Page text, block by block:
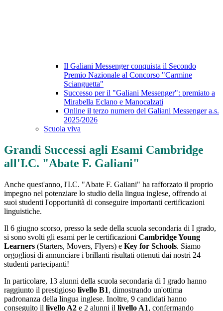
Il Galiani Messenger conquista il Secondo
Premio Nazionale al Concorso "Carmine
Scianguetta"
Successo per il "Galiani Messenger": premiato a
Mirabella Eclano e Manocalzati
Online il terzo numero del Galiani Messenger a.s.
2025/2026
Scuola viva
Grandi Successi agli Esami Cambridge
all'I.C. "Abate F. Galiani"
Anche quest'anno, l'I.C. "Abate F. Galiani" ha rafforzato il proprio
impegno nel potenziare lo studio della lingua inglese, offrendo ai
suoi studenti l'opportunità di conseguire importanti certificazioni
linguistiche.
Il 6 giugno scorso, presso la sede della scuola secondaria di I grado,
si sono svolti gli esami per le certificazioni Cambridge Young
Learners (Starters, Movers, Flyers) e Key for Schools. Siamo
orgogliosi di annunciare i brillanti risultati ottenuti dai nostri 24
studenti partecipanti!
In particolare, 13 alunni della scuola secondaria di I grado hanno
raggiunto il prestigioso livello B1, dimostrando un'ottima
padronanza della lingua inglese. Inoltre, 9 candidati hanno
conseguito il livello A2 e 2 alunni il livello A1, confermando